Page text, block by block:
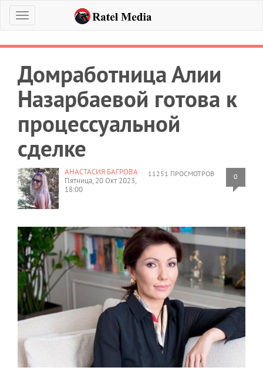
Меню
Домработница Алии
Назарбаевой готова к
процессуальной
сделке
11251 ПРОСМОТРОВ 0
АНАСТАСИЯ БАГРОВА
Пятница, 20 Окт 2023,
18:00